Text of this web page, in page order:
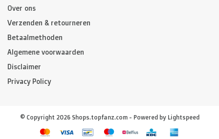
Over ons
Verzenden & retourneren
Betaalmethoden
Algemene voorwaarden
Disclaimer
Privacy Policy
© Copyright 2026 Shops.topfanz.com - Powered by Lightspeed